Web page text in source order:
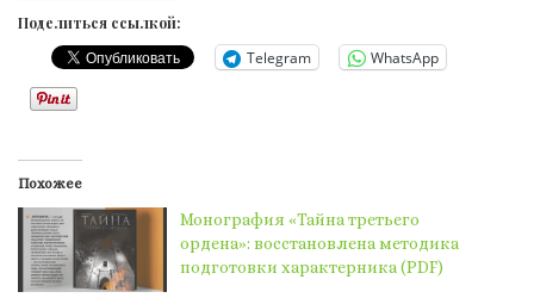
Поделиться ссылкой:
Telegram WhatsApp
Похожее
Монография «Тайна третьего
ордена»: восстановлена методика
подготовки характерника (PDF)